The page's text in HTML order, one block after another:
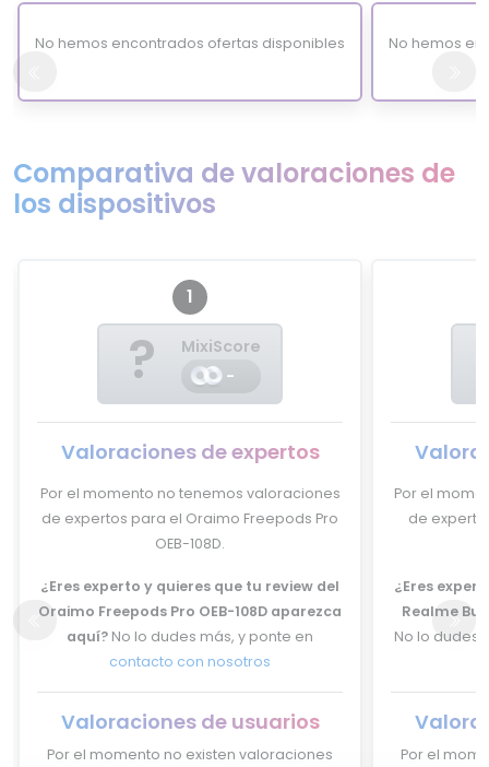
No hemos encontrados ofertas disponibles No hemos
Comparativa de valoraciones de
los dispositivos
1
?
MixiScore
-
Valoraciones de expertos
Por el momento no tenemos valoraciones
de expertos para el Oraimo Freepods Pro
OEB-108D.
¿Eres experto y quieres que tu review del
Oraimo Freepods Pro OEB-108D aparezca
aquí? No lo dudes más, y ponte en
contacto con nosotros
Valoraciones de usuarios
Por el momento no existen valoraciones
Por el
de
¿Eres
Realme
No lo dudes
Por el